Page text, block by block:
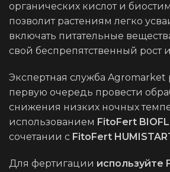
органических кислот и
позволит растениям легко
включать питательные
свой беспрепятственный рост
Экспертная служба Agromarket
первую очередь провести
снижения низких ночных
использованием FitoFert
сочетании с FitoFert
Для фертигации используйте